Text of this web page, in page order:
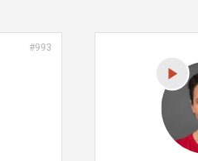
#993